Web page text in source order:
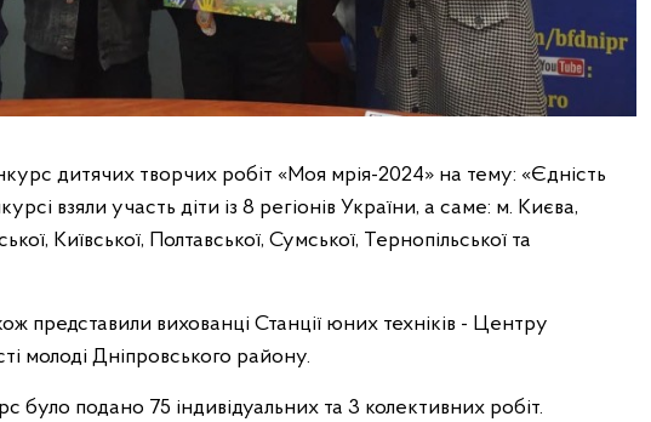
дитячих творчих робіт «Моя мрія-2024» на тему: «Єдність
взяли участь діти із 8 регіонів України, а саме: м. Києва,
Київської, Полтавської, Сумської, Тернопільської та
представили вихованці Станції юних техніків - Центру
молоді Дніпровського району.
було подано 75 індивідуальних та 3 колективних робіт.